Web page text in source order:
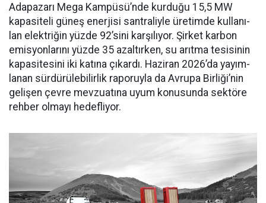
Adapaza­rı Mega Kampüsü’nde kurduğu 15,5 MW
kapasiteli güneş ener­jisi santraliyle üretimde kullanı­
lan elektriğin yüzde 92’sini karşı­lıyor. Şirket karbon
emisyonları­nı yüzde 35 azaltırken, su arıtma tesisinin
kapasitesini iki katına çıkardı. Haziran 2026’da yayım­
lanan sürdürülebilirlik raporuyla da Avrupa Birliği’nin
gelişen çev­re mevzuatına uyum konusunda sektöre
rehber olmayı hedefliyor.